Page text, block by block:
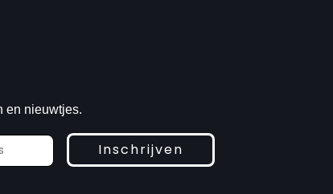
en nieuwtjes.
Inschrijven